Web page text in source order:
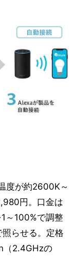
度が約2600K～
円。口金は
～100%で調整
らせる。定格
（2.4GHzの